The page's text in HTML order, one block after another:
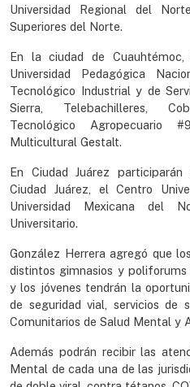
Universidad Regional del
Superiores del Norte.
En la ciudad de
Universidad Pedagógica
Tecnológico Industrial y de
Sierra, Telebachilleres,
Tecnológico
Multicultural Gestalt.
En Ciudad Juárez
Ciudad Juárez, el Centro
Universidad Mexicana del
Universitario.
González Herrera agregó que
distintos gimnasios y
y los jóvenes tendrán la
de seguridad vial, servicios de
Comunitarios de Salud Mental y
Además podrán recibir las
Mental de cada una de las